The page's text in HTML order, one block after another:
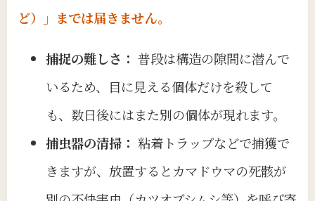
ど）」までは届きません。
捕捉の難しさ： 普段は構造の隙間に潜んで
いるため、目に見える個体だけを殺して
も、数日後にはまた別の個体が現れます。
捕虫器の清掃： 粘着トラップなどで捕獲で
きますが、放置するとカマドウマの死骸が